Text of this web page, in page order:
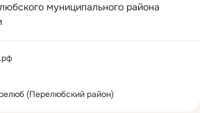
муниципального района
(Перелюбский район)